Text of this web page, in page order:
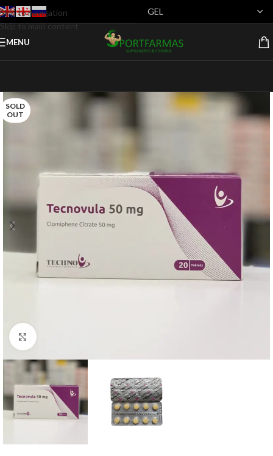
Skip to navigation
Skip to main content
MENU
SOLD
OUT
Click to enlarge